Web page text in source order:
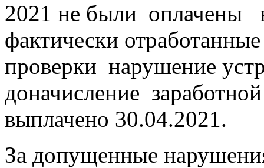
2021 не были оплачены
фактически
проверки нарушение
доначисление
выплачено 30.04.2021.
За допущенные